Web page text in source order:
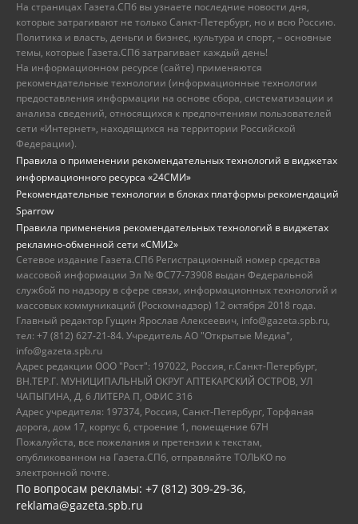
На страницах Газета.СПб вы узнаете последние новости дня,
которые затрагивают не только Санкт-Петербург, но и всю Россию.
Политика и власть, деньги и бизнес, культура и спорт, – основные
темы, которые Газета.СПб затрагивает каждый день!
На информационном ресурсе (сайте) применяются
рекомендательные технологии (информационные технологии
предоставления информации на основе сбора, систематизации и
анализа сведений, относящихся к предпочтениям пользователей
сети «Интернет», находящихся на территории Российской
Федерации).
Правила о применении рекомендательных технологий в виджетах
информационного ресурса «24СМИ»
Рекомендательные технологии в блоках платформы рекомендаций
Sparrow
Правила применения рекомендательных технологий в виджетах
рекламно-обменной сети «СМИ2»
Сетевое издание Газета.СПб Регистрационный номер средства
массовой информации Эл № ФС77-73908 выдан Федеральной
службой по надзору в сфере связи, информационных технологий и
массовых коммуникаций (Роскомнадзор) 12 октября 2018 года.
Главный редактор Гущин Ярослав Алексеевич, info@gazeta.spb.ru,
тел: +7 (812) 627-21-84. Учредитель АО "Открытые Медиа",
info@gazeta.spb.ru
Адрес редакции ООО "Рост": 197022, Россия, г.Санкт-Петербург,
ВН.ТЕР.Г. МУНИЦИПАЛЬНЫЙ ОКРУГ АПТЕКАРСКИЙ ОСТРОВ, УЛ
ЧАПЫГИНА, Д. 6 ЛИТЕРА П, ОФИС 316
Адрес учредителя: 197374, Россия, Санкт-Петербург, Торфяная
дорога, дом 17, корпус 6, строение 1, помещение 67Н
Пожалуйста, все пожелания и претензии к текстам,
опубликованном на Газета.СПб, отправляйте ТОЛЬКО по
электронной почте.
По вопросам рекламы: +7 (812) 309-29-36,
reklama@gazeta.spb.ru